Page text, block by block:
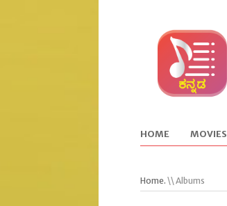
HOME MOVIES
Home. \\ Albums